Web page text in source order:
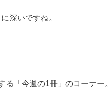
深いですね。
る「今週の1冊」のコーナー。